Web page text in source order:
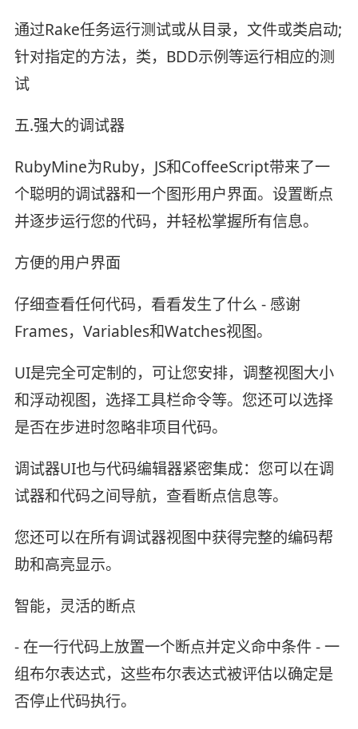
通过Rake任务运行测试或从目录，文件或类启动;
针对指定的方法，类，BDD示例等运行相应的测
试
五.强大的调试器
RubyMine为Ruby，JS和CoffeeScript带来了一
个聪明的调试器和一个图形用户界面。设置断点
并逐步运行您的代码，并轻松掌握所有信息。
方便的用户界面
仔细查看任何代码，看看发生了什么 - 感谢
Frames，Variables和Watches视图。
UI是完全可定制的，可让您安排，调整视图大小
和浮动视图，选择工具栏命令等。您还可以选择
是否在步进时忽略非项目代码。
调试器UI也与代码编辑器紧密集成：您可以在调
试器和代码之间导航，查看断点信息等。
您还可以在所有调试器视图中获得完整的编码帮
助和高亮显示。
智能，灵活的断点
- 在一行代码上放置一个断点并定义命中条件 - 一
组布尔表达式，这些布尔表达式被评估以确定是
否停止代码执行。